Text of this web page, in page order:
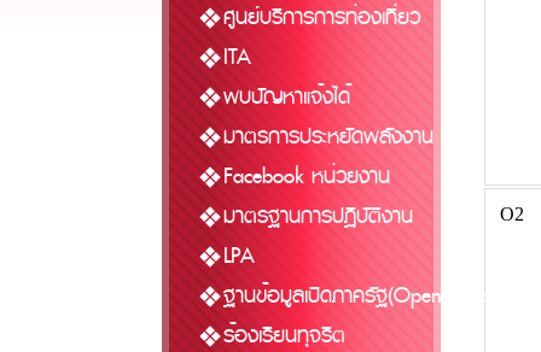
ศูนย์บริการการท่องเที่ยว
ITA
พบปัญหาแจ้งได้
มาตรการประหยัดพลังงาน
Facebook หน่วยงาน
มาตรฐานการปฏิบัติงาน
LPA
ฐานข้อมูลเปิดภาครัฐ(Open Data)
ร้องเรียนทุจริต
O2